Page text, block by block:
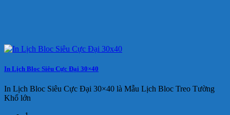
In Lịch Bloc Siêu Cực Đại 30×40
In Lịch Bloc Siêu Cực Đại 30×40 là Mẫu Lịch Bloc Treo Tường
Khổ lớn